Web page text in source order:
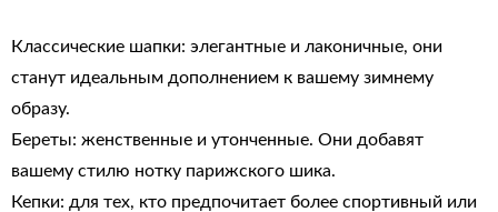
Классические шапки: элегантные и лаконичные, они
станут идеальным дополнением к вашему зимнему
образу.
Береты: женственные и утонченные. Они добавят
вашему стилю нотку парижского шика.
Кепки: для тех, кто предпочитает более спортивный или